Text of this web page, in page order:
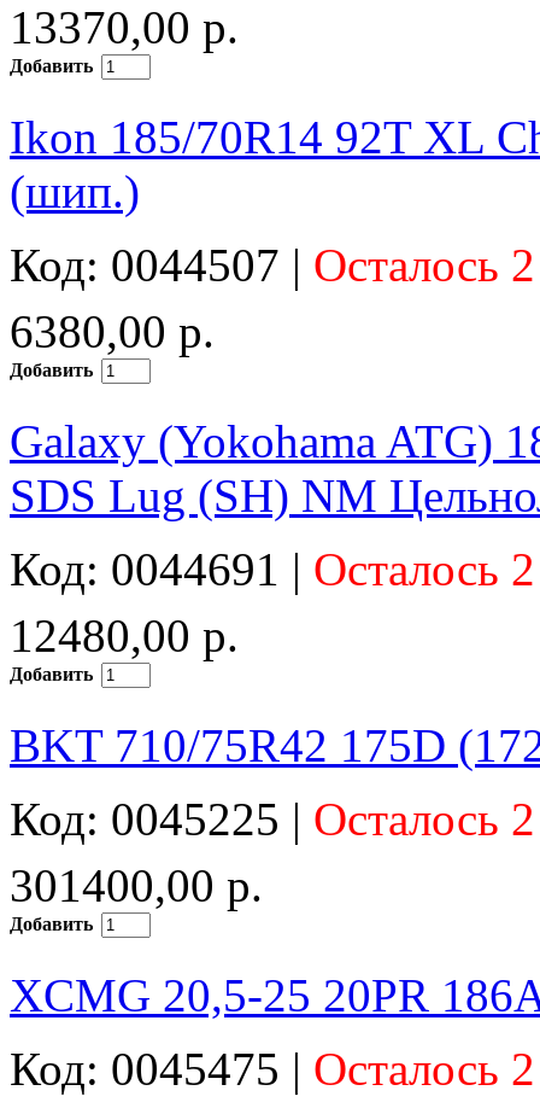
13370,00 р.
Добавить
Ikon 185/70R14 92T XL
(шип.)
Код: 0044507 | Осталось
6380,00 р.
Добавить
Galaxy (Yokohama ATG)
SDS Lug (SH) NM
Код: 0044691 | Осталось
12480,00 р.
Добавить
BKT 710/75R42 175D
Код: 0045225 | Осталось
301400,00 р.
Добавить
XCMG 20,5-25 20PR
Код: 0045475 | Осталось